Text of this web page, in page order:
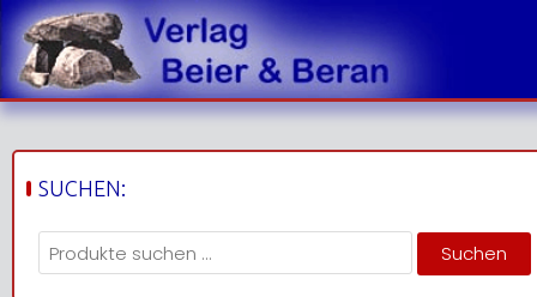
Skip
to
content
SUCHEN:
Suchen
nach: Suchen